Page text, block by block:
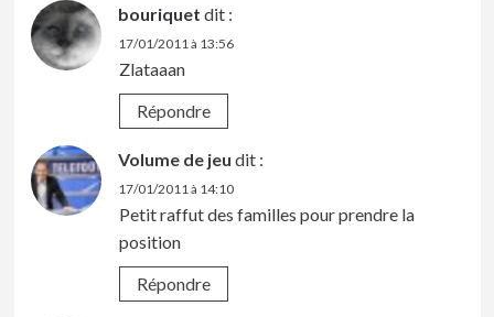
bouriquet dit :
17/01/2011 à 13:56
Zlataaan
Répondre
Volume de jeu dit :
17/01/2011 à 14:10
Petit raffut des familles pour prendre la
position
Répondre